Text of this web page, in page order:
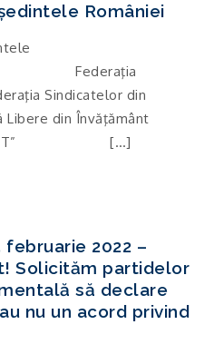
României
Sindicatelor din
din Învăţământ
HARET” […]
2022 –
Solicităm partidelor
să declare
nu un acord privind